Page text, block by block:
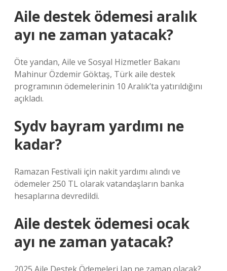
Aile destek ödemesi aralık
ayı ne zaman yatacak?
Öte yandan, Aile ve Sosyal Hizmetler Bakanı
Mahinur Özdemir Göktaş, Türk aile destek
programının ödemelerinin 10 Aralık’ta yatırıldığını
açıkladı.
Sydv bayram yardımı ne
kadar?
Ramazan Festivali için nakit yardımı alındı ​​ve
ödemeler 250 TL olarak vatandaşların banka
hesaplarına devredildi.
Aile destek ödemesi ocak
ayı ne zaman yatacak?